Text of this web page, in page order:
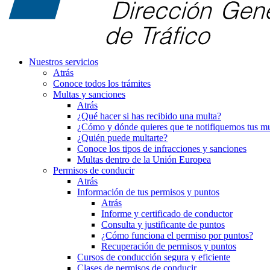
Nuestros servicios
Atrás
Conoce todos los trámites
Multas y sanciones
Atrás
¿Qué hacer si has recibido una multa?
¿Cómo y dónde quieres que te notifiquemos tus
¿Quién puede multarte?
Conoce los tipos de infracciones y sanciones
Multas dentro de la Unión Europea
Permisos de conducir
Atrás
Información de tus permisos y puntos
Atrás
Informe y certificado de conductor
Consulta y justificante de puntos
¿Cómo funciona el permiso por puntos?
Recuperación de permisos y puntos
Cursos de conducción segura y eficiente